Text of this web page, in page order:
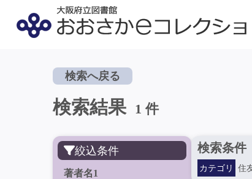
検索へ戻る
検索結果 1 件
絞込条件
著者名1
検索条件
カテゴリ 住